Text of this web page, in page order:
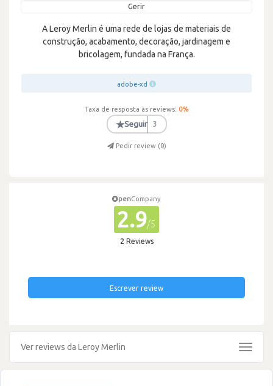
Gerir
A Leroy Merlin é uma rede de lojas de materiais de
construção, acabamento, decoração, jardinagem e
bricolagem, fundada na França.
adobe-xd
Taxa de resposta às reviews: 0%
★Seguir 3
Pedir review (0)
penCompany
2.9/5
2 Reviews
Escrever review
Ver reviews da Leroy Merlin
Toggle